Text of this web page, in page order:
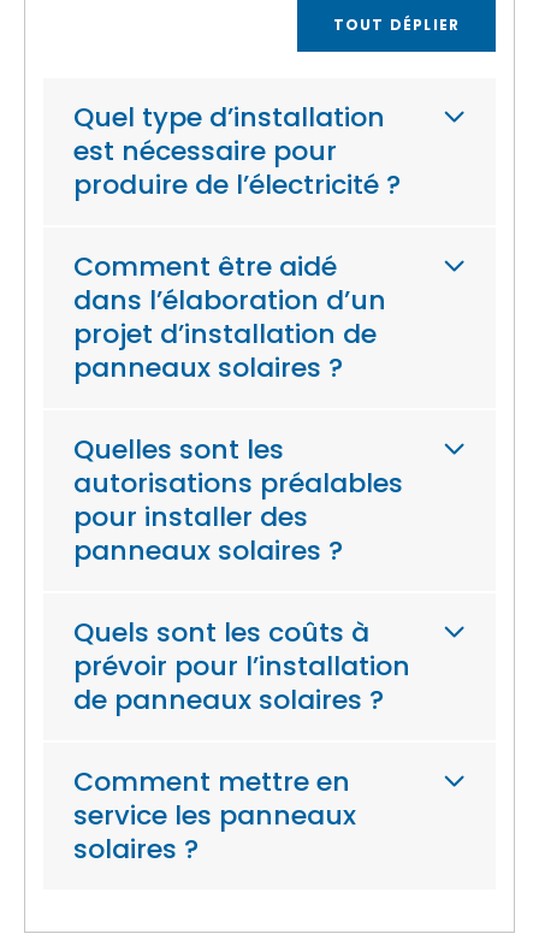
TOUT DÉPLIER
Quel type d’installation
est nécessaire pour
produire de l’électricité ?
Comment être aidé
dans l’élaboration d’un
projet d’installation de
panneaux solaires ?
Quelles sont les
autorisations préalables
pour installer des
panneaux solaires ?
Quels sont les coûts à
prévoir pour l’installation
de panneaux solaires ?
Comment mettre en
service les panneaux
solaires ?